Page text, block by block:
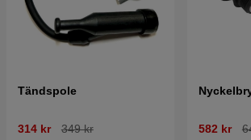
Tändspole
314 kr 349 kr 582 kr